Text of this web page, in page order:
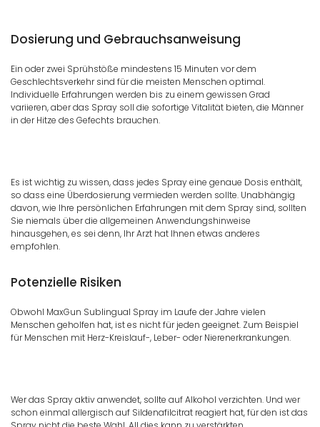
Dosierung und Gebrauchsanweisung
Ein oder zwei Sprühstöße mindestens 15 Minuten vor dem
Geschlechtsverkehr sind für die meisten Menschen optimal.
Individuelle Erfahrungen werden bis zu einem gewissen Grad
variieren, aber das Spray soll die sofortige Vitalität bieten, die Männer
in der Hitze des Gefechts brauchen.
Es ist wichtig zu wissen, dass jedes Spray eine genaue Dosis enthält,
so dass eine Überdosierung vermieden werden sollte. Unabhängig
davon, wie Ihre persönlichen Erfahrungen mit dem Spray sind, sollten
Sie niemals über die allgemeinen Anwendungshinweise
hinausgehen, es sei denn, Ihr Arzt hat Ihnen etwas anderes
empfohlen.
Potenzielle Risiken
Obwohl MaxGun Sublingual Spray im Laufe der Jahre vielen
Menschen geholfen hat, ist es nicht für jeden geeignet. Zum Beispiel
für Menschen mit Herz-Kreislauf-, Leber- oder Nierenerkrankungen.
Wer das Spray aktiv anwendet, sollte auf Alkohol verzichten. Und wer
schon einmal allergisch auf Sildenafilcitrat reagiert hat, für den ist das